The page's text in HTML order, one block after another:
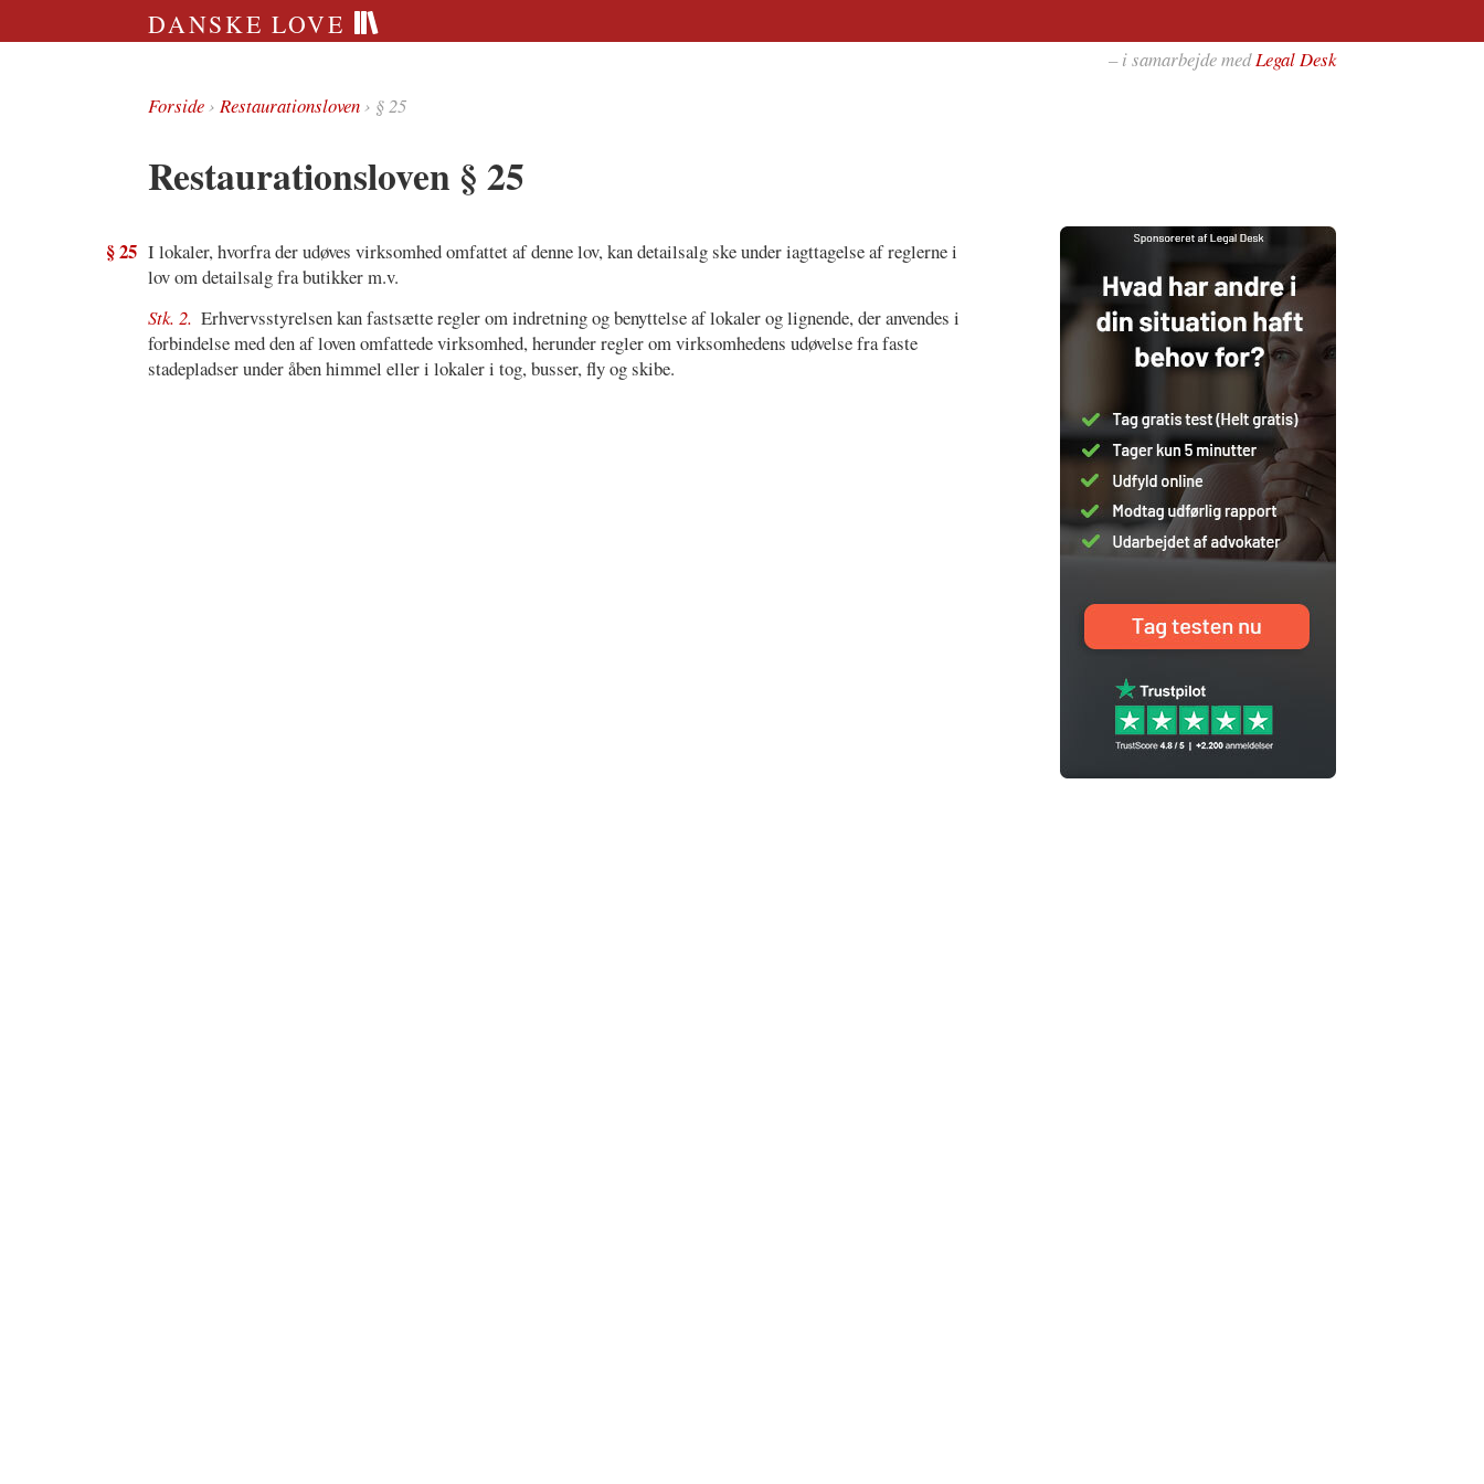
DANSKE LOVE
– i samarbejde medLegal Desk
Forside›Restaurationsloven› § 25
Restaurationsloven § 25
§ 25 I lokaler, hvorfra der udøves virksomhed omfattet af denne lov, kan detailsalg ske under iagttagelse af reglerne i
lov om detailsalg fra butikker m.v.
Stk. 2. Erhvervsstyrelsen kan fastsætte regler om indretning og benyttelse af lokaler og lignende, der anvendes i
forbindelse med den af loven omfattede virksomhed, herunder regler om virksomhedens udøvelse fra faste
stadepladser under åben himmel eller i lokaler i tog, busser, fly og skibe.